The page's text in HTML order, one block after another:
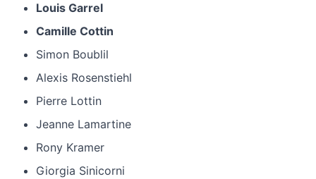
Louis Garrel
Camille Cottin
Simon Boublil
Alexis Rosenstiehl
Pierre Lottin
Jeanne Lamartine
Rony Kramer
Giorgia Sinicorni